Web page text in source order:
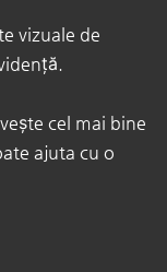
vizuale de
cel mai bine
ajuta cu o